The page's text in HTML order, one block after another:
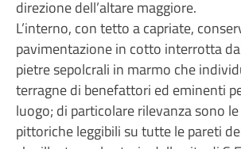
direzione dell’altare maggiore.
L’interno, con tetto a capriate,
pavimentazione in cotto interrotta
pietre sepolcrali in marmo che
terragne di benefattori ed eminenti
luogo; di particolare rilevanza sono
pittoriche leggibili su tutte le pareti